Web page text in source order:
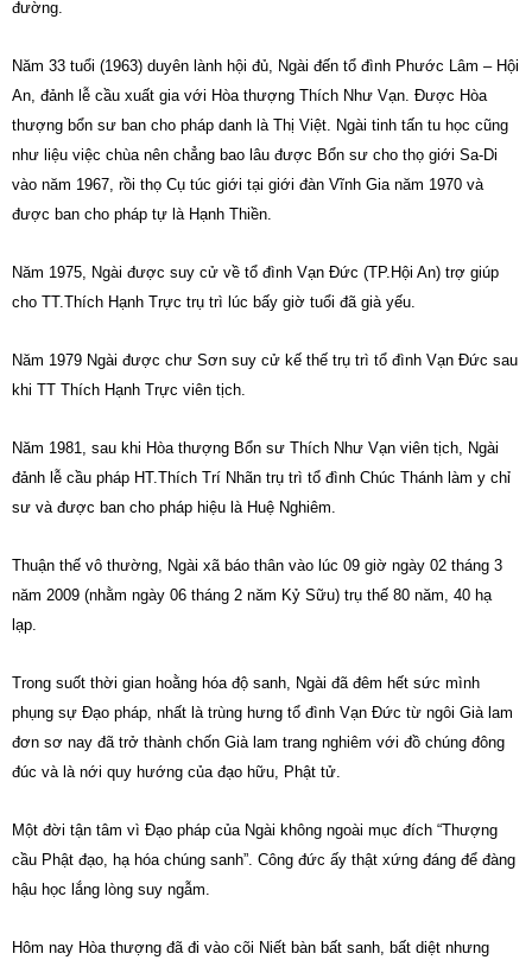
đường.
Năm 33 tuổi (1963) duyên lành hội đủ, Ngài đến tổ đình Phước Lâm – Hội
An, đảnh lễ cầu xuất gia với Hòa thượng Thích Như Vạn. Được Hòa
thượng bổn sư ban cho pháp danh là Thị Việt. Ngài tinh tấn tu học cũng
như liệu việc chùa nên chẳng bao lâu được Bổn sư cho thọ giới Sa-Di
vào năm 1967, rồi thọ Cụ túc giới tại giới đàn Vĩnh Gia năm 1970 và
được ban cho pháp tự là Hạnh Thiền.
Năm 1975, Ngài được suy cử về tổ đình Vạn Đức (TP.Hội An) trợ giúp
cho TT.Thích Hạnh Trực trụ trì lúc bấy giờ tuổi đã già yếu.
Năm 1979 Ngài được chư Sơn suy cử kế thế trụ trì tổ đình Vạn Đức sau
khi TT Thích Hạnh Trực viên tịch.
Năm 1981, sau khi Hòa thượng Bổn sư Thích Như Vạn viên tịch, Ngài
đảnh lễ cầu pháp HT.Thích Trí Nhãn trụ trì tổ đình Chúc Thánh làm y chỉ
sư và được ban cho pháp hiệu là Huệ Nghiêm.
Thuận thế vô thường, Ngài xã báo thân vào lúc 09 giờ ngày 02 tháng 3
năm 2009 (nhằm ngày 06 tháng 2 năm Kỷ Sữu) trụ thế 80 năm, 40 hạ
lạp.
Trong suốt thời gian hoằng hóa độ sanh, Ngài đã đêm hết sức mình
phụng sự Đạo pháp, nhất là trùng hưng tổ đình Vạn Đức từ ngôi Già lam
đơn sơ nay đã trở thành chốn Già lam trang nghiêm với đồ chúng đông
đúc và là nới quy hướng của đạo hữu, Phật tử.
Một đời tận tâm vì Đạo pháp của Ngài không ngoài mục đích “Thượng
cầu Phật đạo, hạ hóa chúng sanh”. Công đức ấy thật xứng đáng để đàng
hậu học lắng lòng suy ngẫm.
Hôm nay Hòa thượng đã đi vào cõi Niết bàn bất sanh, bất diệt nhưng